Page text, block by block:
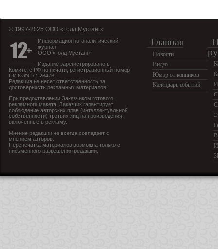
© 1997-2025 OOO «Голд Мустанг»
Информационно-аналитический
журнал
ООО «Голд Мустанг»
Издание зарегистрировано в
Комитете РФ по печати, регистрационный номер
ПИ №ФС77-26476.
Редакция не несет ответственность за
достоверность рекламных материалов.
При предоставлении Заказчиком готового
рекламного макета, Заказчик гарантирует
соблюдение авторских прав (интеллектуальной
собственности) третьих лиц на произведения,
включенные в рекламу.
Мнение редакции не всегда совпадает с
мнением авторов.
Перепечатка материалов возможна только с
письменного разрешения редакции.
Главная
Новости
Видео
Юмор от конников
Календарь событий